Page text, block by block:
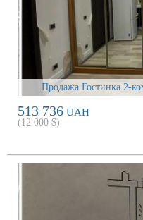
Продажа Гостинка 2-
513 736 UAH
(12 000 $)